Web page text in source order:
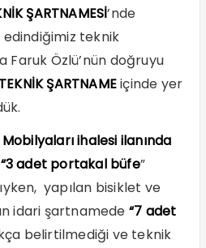
ŞARTNAMESİ’nde
teknik
Faruk Özlü’nün doğruyu
TEKNİK ŞARTNAMEiçinde yer
ihalesi ilanında
“3 adet portakal büfe”
yapılan bisiklet ve
idari şartnamede “7 adet
belirtilmediği ve teknik